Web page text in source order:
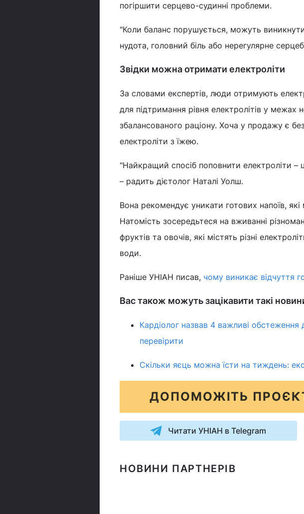
погіршити серцево-судинні проблеми.
"Коли баланс порушується, можуть
нудота, головний біль або нерегулярне
Звідки можна отримати електроліти
За словами експертів, люди отримують
для підтримання рівня електролітів у
збалансованого раціону. Хоча у продажу є
електроліти з їжею.
"Найкращий спосіб поповнити електроліти –
– радить дієтолог Наталі Уолш.
Вона рекомендує уникати готових напоїв,
Натомість зосередьтеся на вживанні
фруктів та овочів, які містять різні
води.
Раніше УНІАН писав, чому виникає відчуття
Вас також можуть зацікавити такі
Кардіолог назвав 4 важливі обстеження
перевірити
Скільки яєць можна їсти на тиждень:
ДОПОМОЖІТЬ
Читати УНІАН в Telegram
НОВИНИ ПАРТНЕРІВ